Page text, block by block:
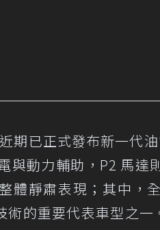
期已正式發布新一代
與動力輔助，P2 馬
體靜肅表現；其中，
術的重要代表車型之